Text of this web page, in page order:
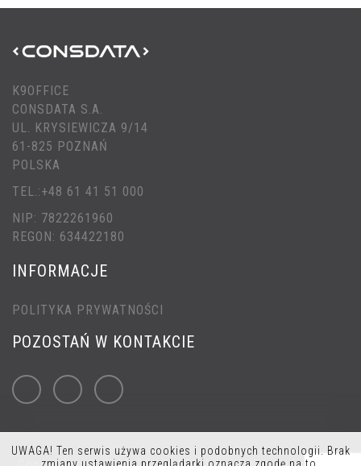
K9OFFICE
CONSDATA S.A.
UL. KRYSIEWICZA 9/14
61-825 POZNAŃ
POLSKA
TEL.:+48 61 41 51 000
NIP: 7822261960
REGON: 634422180
INFORMACJE
POLITYKA PRYWATNOŚCI
POZOSTAŃ W KONTAKCIE
UWAGA! Ten serwis używa cookies i podobnych technologii. Brak